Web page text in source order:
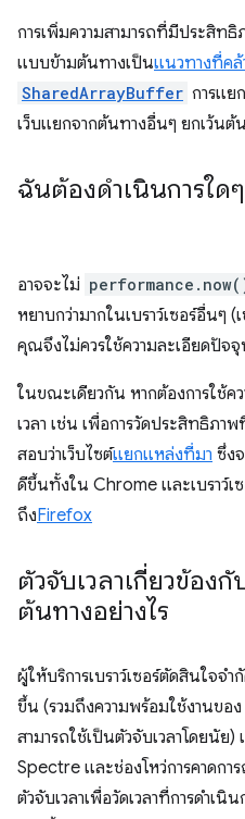
การเพิ่มความสามารถที่มีประสิทธิ
แบบข้ามต้นทางเป็นแนวทางที่ค
SharedArrayBuffer การแย
เว็บแยกจากต้นทางอื่นๆ ยกเว้นต้
ฉันต้องดำเนินการใด
อาจจะไม่
หยาบกว่ามากในเบราว์เซอร์อื่นๆ
คุณจึงไม่ควรใช้ความละเอียดปัจ
ในขณะเดียวกัน หากต้องการใช้ค
เวลา เช่น เพื่อการวัดประสิทธิภ
สอบว่าเว็บไซต์แยกแหล่งที่มา ซึ่ง
ดีขึ้นทั้งใน Chrome และเบราว์เ
ถึงFirefox
ตัวจับเวลาเกี่ยวข้อง
ต้นทางอย่างไร
ผู้ให้บริการเบราว์เซอร์ตัดสินใจจ
ขึ้น (รวมถึงความพร้อมใช้งานขอ
สามารถใช้เป็นตัวจับเวลาโดยนัย
Spectre และช่องโหว่การคาดกา
ตัวจับเวลาเพื่อวัดเวลาที่การดำเนิ